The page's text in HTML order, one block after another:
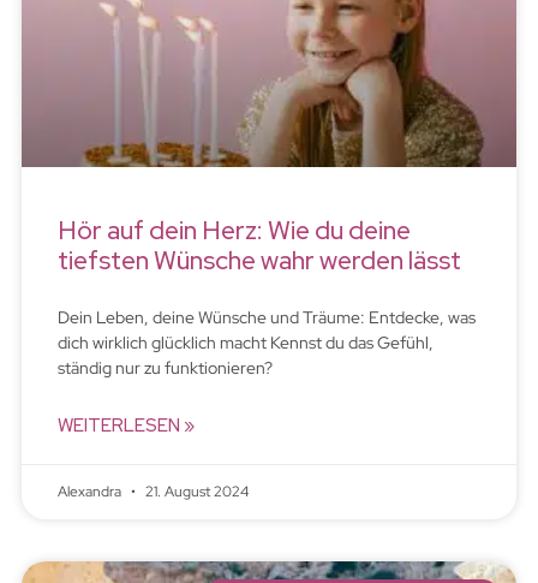
Hör auf dein Herz: Wie du deine
tiefsten Wünsche wahr werden lässt
Dein Leben, deine Wünsche und Träume: Entdecke, was
dich wirklich glücklich macht Kennst du das Gefühl,
ständig nur zu funktionieren?
WEITERLESEN »
Alexandra 21. August 2024